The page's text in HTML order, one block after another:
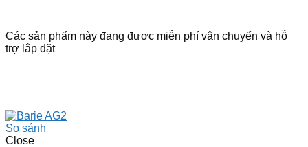
Các sản phẩm này đang được miễn phí vận chuyển và hỗ
trợ lắp đặt
So sánh
Close